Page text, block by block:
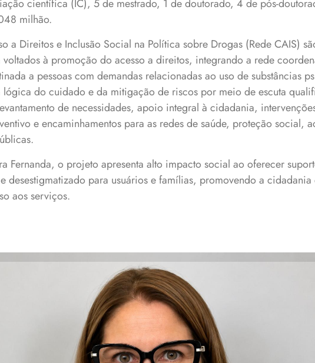
científica (IC), 5 de mestrado, 1 de doutorado, 4 de pós-
milhão.
a Direitos e Inclusão Social na Política sobre Drogas (Rede CAIS)
à promoção do acesso a direitos, integrando a rede
a pessoas com demandas relacionadas ao uso de substâncias
lógica do cuidado e da mitigação de riscos por meio de escuta
de necessidades, apoio integral à cidadania,
e encaminhamentos para as redes de saúde, proteção social,
Fernanda, o projeto apresenta alto impacto social ao oferecer
desestigmatizado para usuários e famílias, promovendo a
aos serviços.